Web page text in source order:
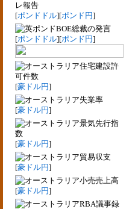
レ報告
[ポンドドル][ポンド円]
BOE総裁の発言
[ポンドドル][ポンド円]
住宅建設許
可件数
[豪ドル円]
失業率
[豪ドル円]
景気先行指
数
[豪ドル円]
貿易収支
[豪ドル円]
小売売上高
[豪ドル円]
RBA議事録